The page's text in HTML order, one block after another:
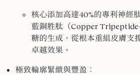
核心添加高達40%的專利神經
藍銅胜肽（Copper
糖的生成，從根本重組皮膚支
卓越效果。
極致輪廓緊緻與豐盈：